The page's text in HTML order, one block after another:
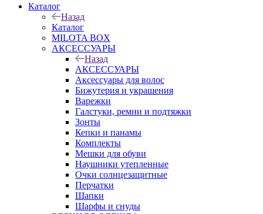
Каталог
Назад
Каталог
MILOTA BOX
АКСЕССУАРЫ
Назад
АКСЕССУАРЫ
Аксессуары для волос
Бижутерия и украшения
Варежки
Галстуки, ремни и подтяжки
Зонты
Кепки и панамы
Комплекты
Мешки для обуви
Наушники утепленные
Очки солнцезащитные
Перчатки
Шапки
Шарфы и снуды